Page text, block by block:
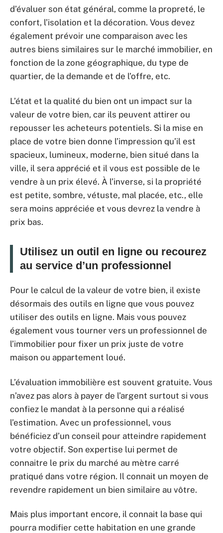
d’évaluer son état général, comme la propreté, le
confort, l’isolation et la décoration. Vous devez
également prévoir une comparaison avec les
autres biens similaires sur le marché immobilier, en
fonction de la zone géographique, du type de
quartier, de la demande et de l’offre, etc.
L’état et la qualité du bien ont un impact sur la
valeur de votre bien, car ils peuvent attirer ou
repousser les acheteurs potentiels. Si la mise en
place de votre bien donne l’impression qu’il est
spacieux, lumineux, moderne, bien situé dans la
ville, il sera apprécié et il vous est possible de le
vendre à un prix élevé. À l’inverse, si la propriété
est petite, sombre, vétuste, mal placée, etc., elle
sera moins appréciée et vous devrez la vendre à
prix bas.
Utilisez un outil en ligne ou recourez
au service d’un professionnel
Pour le calcul de la valeur de votre bien, il existe
désormais des outils en ligne que vous pouvez
utiliser des outils en ligne. Mais vous pouvez
également vous tourner vers un professionnel de
l’immobilier pour fixer un prix juste de votre
maison ou appartement loué.
L’évaluation immobilière est souvent gratuite. Vous
n’avez pas alors à payer de l’argent surtout si vous
confiez le mandat à la personne qui a réalisé
l’estimation. Avec un professionnel, vous
bénéficiez d’un conseil pour atteindre rapidement
votre objectif. Son expertise lui permet de
connaitre le prix du marché au mètre carré
pratiqué dans votre région. Il connait un moyen de
revendre rapidement un bien similaire au vôtre.
Mais plus important encore, il connait la base qui
pourra modifier cette habitation en une grande